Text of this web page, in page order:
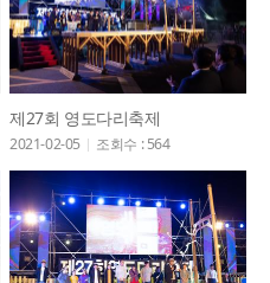
제27회 영도다리축제
2021-02-05 조회수 : 564